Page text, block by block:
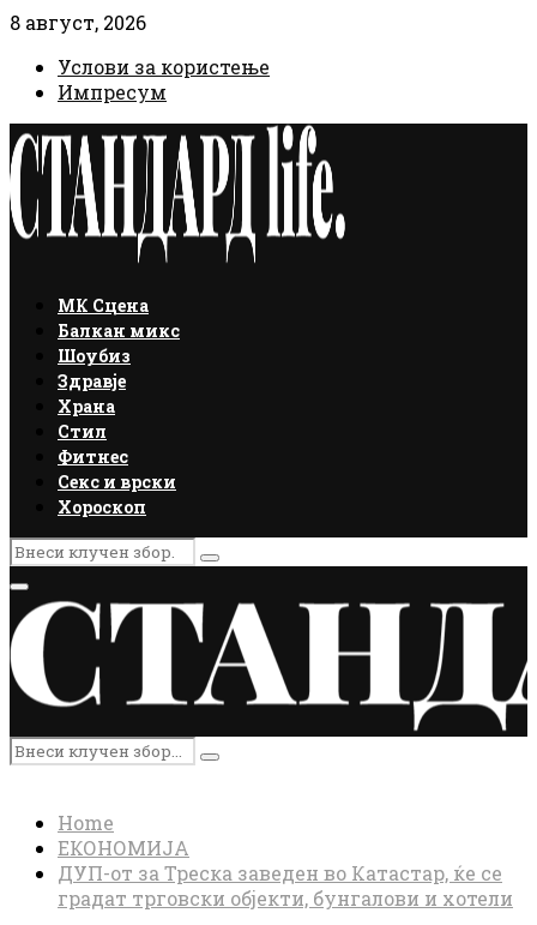
8 август, 2026
Услови за користење
Импресум
Facebook
Instagram
Email
Rss
МК Сцена
Балкан микс
Шоубиз
Здравје
Храна
Стил
Фитнес
Секс и врски
Хороскоп
Search
for:
Search
Primary
Menu
Search
for:
Search
Home
ЕКОНОМИЈА
ДУП-от за Треска заведен во Катастар, ќе се
градат трговски објекти, бунгалови и хотели